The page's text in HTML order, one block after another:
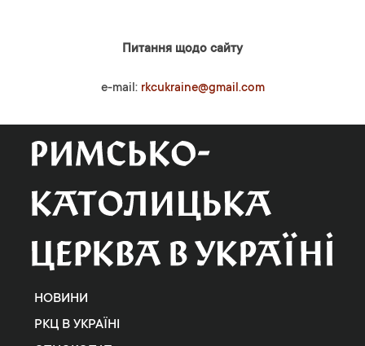
Питання щодо сайту
e-mail: rkcukraine@gmail.com
НОВИНИ
РКЦ В УКРАЇНІ